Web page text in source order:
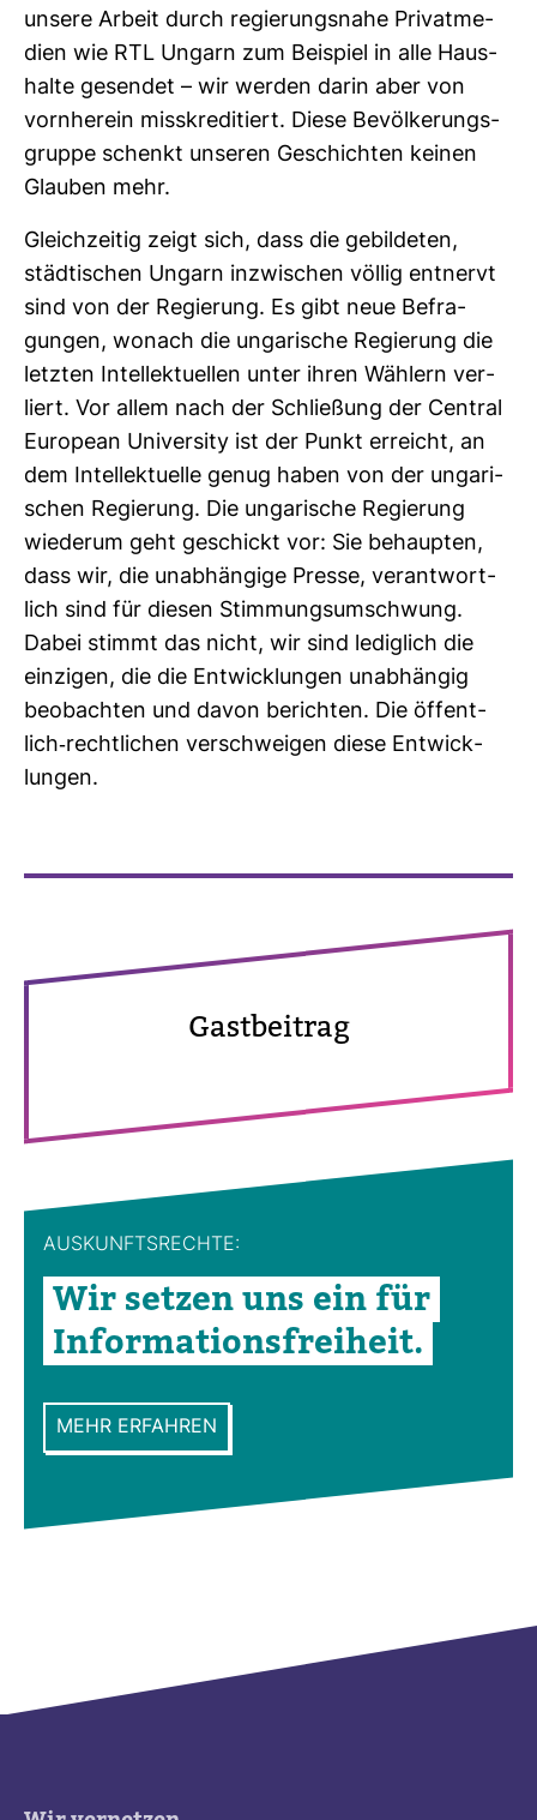
unsere Arbeit durch regie­rungs­nahe Pri­vat­me­
dien wie RTL Ungarn zum Bei­spiel in alle Haus­
halte gesendet – wir werden darin aber von
vorn­herein miss­kre­di­tiert. Diese Bevöl­ke­rungs­
gruppe schenkt unseren Geschichten keinen
Glauben mehr.
Gleich­zeitig zeigt sich, dass die gebil­deten,
städ­ti­schen Ungarn inzwi­schen völlig ent­nervt
sind von der Regie­rung. Es gibt neue Befra­
gungen, wonach die unga­ri­sche Regie­rung die
letzten Intel­lek­tu­ellen unter ihren Wäh­lern ver­
liert. Vor allem nach der Schlie­ßung der Cen­tral
European Uni­ver­sity ist der Punkt erreicht, an
dem Intel­lek­tu­elle genug haben von der unga­ri­
schen Regie­rung. Die unga­ri­sche Regie­rung
wie­derum geht geschickt vor: Sie behaupten,
dass wir, die unab­hän­gige Presse, ver­ant­wort­
lich sind für diesen Stim­mungs­um­schwung.
Dabei stimmt das nicht, wir sind ledig­lich die
ein­zigen, die die Ent­wick­lungen unab­hängig
beob­achten und davon berichten. Die öffent­
lich-​recht­li­chen ver­schweigen diese Ent­wick­
lungen.
Gast­bei­trag
AUS­KUNFTS­RECHTE:
Wir setzen uns ein für
Infor­ma­ti­ons­frei­heit.
MEHR ERFAHREN